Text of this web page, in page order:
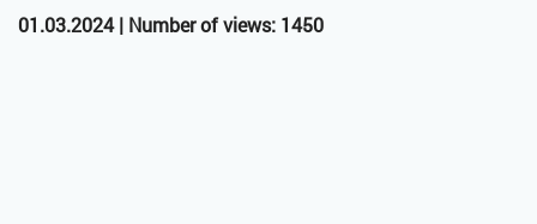
01.03.2024 | Number of views: 1450